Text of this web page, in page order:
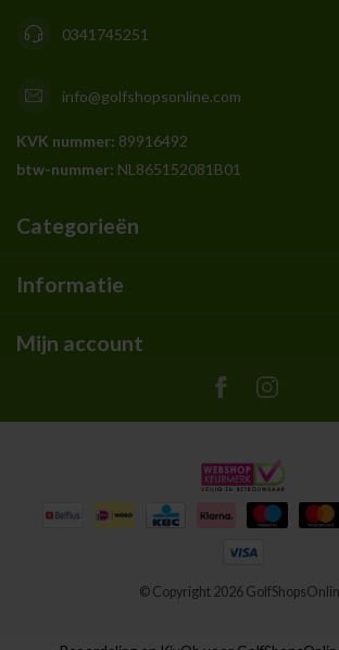
0341745251
info@golfshopsonline.com
KVK nummer: 89916492
btw-nummer: NL865152081B01
Categorieën
Informatie
Mijn account
© Copyright 2026